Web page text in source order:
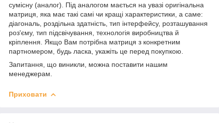
сумісну (аналог). Під аналогом мається на увазі оригінальна
матриця, яка має такі самі чи кращі характеристики, а саме:
діагональ, роздільна здатність, тип інтерфейсу, розташування
роз'єму, тип підсвічування, технологія виробництва й
кріплення. Якщо Вам потрібна матриця з конкретним
партномером, будь ласка, укажіть це перед покупкою.
Запитання, що виникли, можна поставити нашим
менеджерам.
Приховати